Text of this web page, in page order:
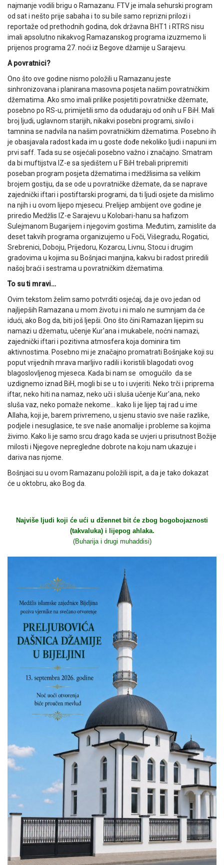
najmanje vodili brigu o Ramazanu. FTV je imala sehurski program
od sat i nešto prije sabaha i to su bile samo reprizni prilozi i
reportaže od prethodnih godina, dok državna BHT1 i RTRS nisu
imali apsolutno nikakvog Ramazanskog programa izuzmemo li
prijenos programa 27. noći iz Begove džamije u Sarajevu.
A povratnici?
Ono što ove godine nismo položili u Ramazanu jeste
sinhronizovana i planirana masovna posjeta našim povratničkim
džematima. Ako smo imali prilike posjetiti povratničke džemate,
posebno po RS-u, primijetili smo da odudaraju od onih u F BiH. Mali
broj ljudi, uglavnom starijih, nikakvi posebni programi, sivilo i
tamnina se nadvila na našim povratničkim džematima. Posebno ih
je obasjavala radost kada im u goste dođe nekoliko ljudi i napuni im
prvi saff. Tada su se osjećali posebno važno i značajno. Smatram
da bi muftijstva IZ-e sa sjedištem u F BiH trebali pripremiti
poseban program posjeta džematima i medžlisima sa velikim
brojem gostiju, da se ode u povratničke džemate, da se naprave
zajednički iftari i postiftarski programi, da ti ljudi osjete da mislimo
na njih i u ovom lijepo mjesecu. Prelijep ambijent ove godine je
priredio Medžlis IZ-e Sarajevu u Kolobari-hanu sa hafizom
Sulejmanom Bugarijem i njegovim gostima. Međutim, zamislite da
deset takvih programa organizujemo u Foči, Višegradu, Rogatici,
Srebrenici, Doboju, Prijedoru, Kozarcu, Livnu, Stocu i drugim
gradovima u kojima su Bošnjaci manjina, kakvu bi radost priredili
našoj braći i sestrama u povratničkim džematima.
To su ti mravi…
Ovim tekstom želim samo potvrditi osjećaj, da je ovo jedan od
najljepših Ramazana u mom životu i ni malo ne sumnjam da će
idući, ako Bog da, biti još ljepši. Ono što čini Ramazan lijepim su
namazi u džematu, učenje Kur'ana i mukabele, noćni namazi,
zajednički iftari i pozitivna atmosfera koja dominira tim
aktivnostima. Posebno mi je značajno promatrati Bošnjake koji su
poput vrijednih mrava marljivo radili i koristili blagodati ovog
blagoslovljenog mjeseca. Kada bi nam se omogućilo da se
uzdignemo iznad BiH, mogli bi se u to i uvjeriti. Neko trči i priprema
iftar, neko hiti na namaz, neko uči i sluša učenje Kur'ana, neko
sluša vaz, neko pomaže nekome… kako li je lijep taj rad u ime
Allaha, koji je, barem privremeno, u sjenu stavio sve naše razlike,
podjele i nesuglasice, te sve naše anomalije i probleme sa kojima
živimo. Kako li je samo srcu drago kada se uvjeri u prisutnost Božije
milosti i Njegove nepregledne dobrote na koju nam ukazuje i
dariva nas njome.
Bošnjaci su u ovom Ramazanu položili ispit, a da je tako dokazat
će u oktobru, ako Bog da.
Najviše ljudi koji će ući u džennet bit će zbog bogobojaznosti
(takvaluka) i lijepog ahlaka.
(Buharija i drugi muhaddisi)